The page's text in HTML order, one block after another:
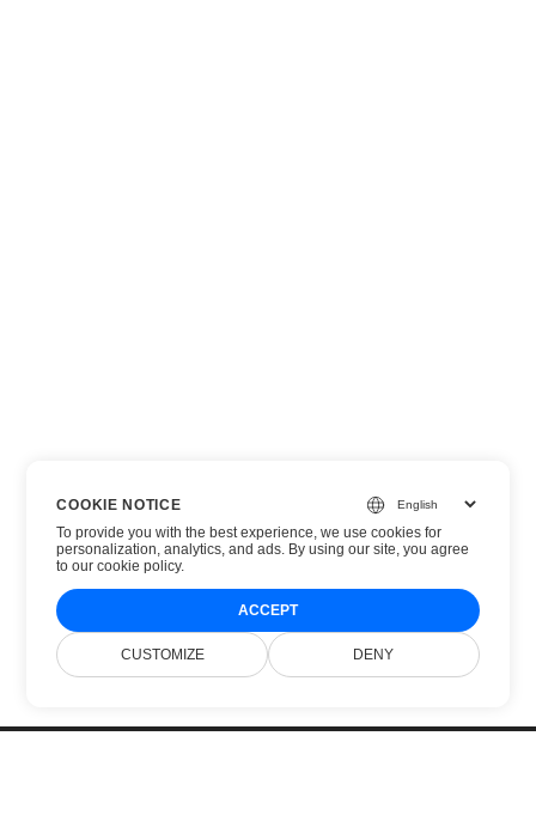
COOKIE NOTICE
To provide you with the best experience, we use cookies for
personalization, analytics, and ads. By using our site, you agree
toour cookie policy.
ACCEPT
CUSTOMIZE DENY